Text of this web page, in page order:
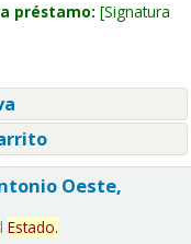
préstamo: Signatura
Oeste,
l Estado.